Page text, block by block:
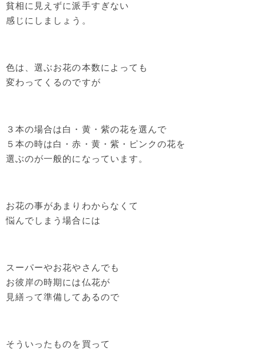
貧相に見えずに派手すぎない
感じにしましょう。
色は、選ぶお花の本数によっても
変わってくるのですが
３本の場合は白・黄・紫の花を選んで
５本の時は白・赤・黄・紫・ピンクの花を
選ぶのが一般的になっています。
お花の事があまりわからなくて
悩んでしまう場合には
スーパーやお花やさんでも
お彼岸の時期には仏花が
見繕って準備してあるので
そういったものを買って